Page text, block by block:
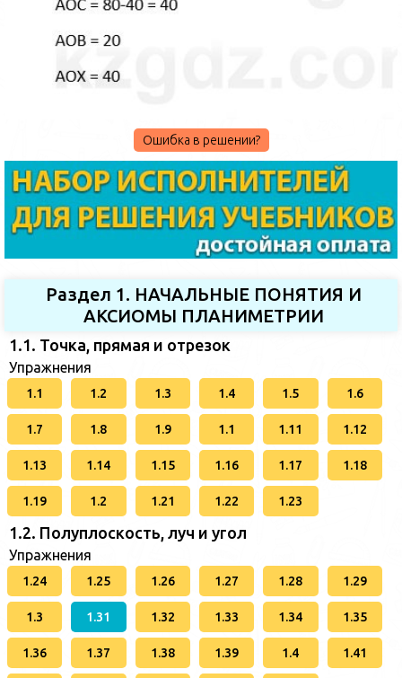
Ошибка в решении?
Раздел 1. НАЧАЛЬНЫЕ ПОНЯТИЯ И
АКСИОМЫ ПЛАНИМЕТРИИ
1.1. Точка, прямая и отрезок
Упражнения
1.1 1.2 1.3 1.4 1.5 1.6
1.7 1.8 1.9 1.1 1.11 1.12
1.13 1.14 1.15 1.16 1.17 1.18
1.19 1.2 1.21 1.22 1.23
1.2. Полуплоскость, луч и угол
Упражнения
1.24 1.25 1.26 1.27 1.28 1.29
1.3 1.31 1.32 1.33 1.34 1.35
1.36 1.37 1.38 1.39 1.4 1.41